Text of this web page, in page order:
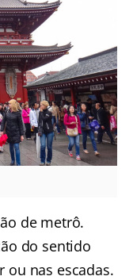
de metrô.
do sentido
ou nas escadas.